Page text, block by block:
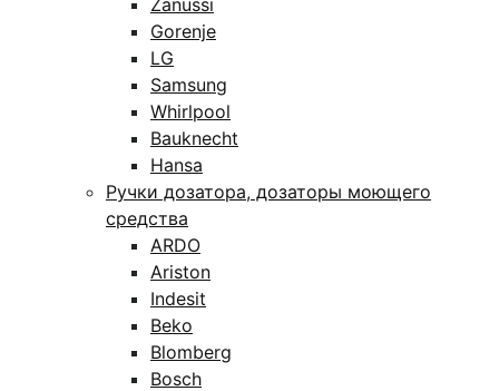
Zanussi
Gorenje
LG
Samsung
Whirlpool
Bauknecht
Hansa
Ручки дозатора, дозаторы моющего
средства
ARDO
Ariston
Indesit
Beko
Blomberg
Bosch